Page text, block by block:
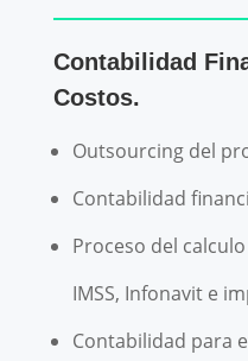
Contabilidad
Costos.
Outsourcing del
Contabilidad
Proceso del
IMSS, Infonavit e
Contabilidad para